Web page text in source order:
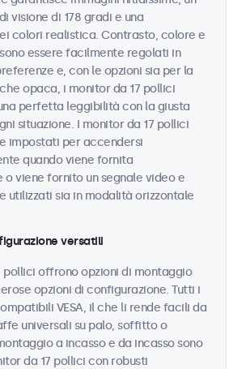
visione di 178 gradi e una
colori realistica. Contrasto, colore e
essere facilmente regolati in
e, con le opzioni sia per la
opaca, i monitor da 17 pollici
perfetta leggibilità con la giusta
situazione. I monitor da 17 pollici
impostati per accendersi
quando viene fornita
o viene fornito un segnale video e
utilizzati sia in modalità orizzontale
versatili
pollici offrono opzioni di montaggio
opzioni di configurazione. Tutti i
VESA, il che li rende facili da
universali su palo, soffitto o
a incasso e da incasso sono
da 17 pollici con robusti